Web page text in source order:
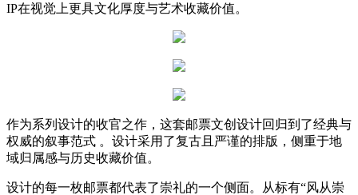
IP在视觉上更具文化厚度与艺术收藏价值。
作为系列设计的收官之作，这套邮票文创设计回归到了经典与
权威的叙事范式 。设计采用了复古且严谨的排版，侧重于地
域归属感与历史收藏价值。
设计的每一枚邮票都代表了崇礼的一个侧面。从标有“风从崇